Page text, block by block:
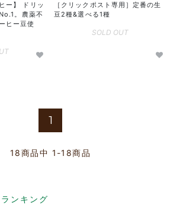
ー】 ドリッ
。農薬不
ヒー豆使
［クリックポスト専用］定番の生
豆2種&選べる1種
SOLD OUT
1
18商品中 1-18商品
ランキング